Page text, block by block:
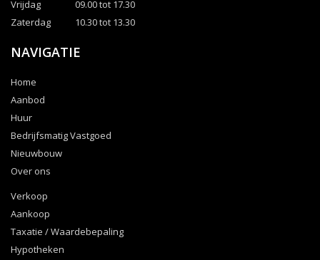
Vrijdag
09.00 tot 17.30
Zaterdag
10.30 tot 13.30
NAVIGATIE
Home
Aanbod
Huur
Bedrijfsmatig Vastgoed
Nieuwbouw
Over ons
Verkoop
Aankoop
Taxatie / Waardebepaling
Hypotheken